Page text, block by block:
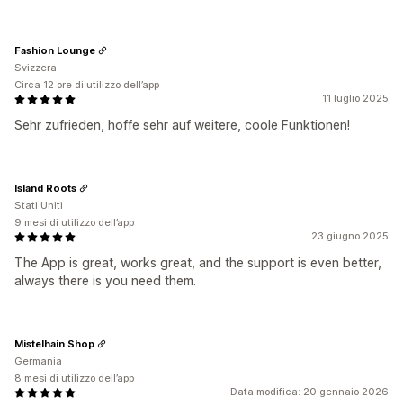
11 luglio 2025
Sehr zufrieden, hoffe sehr auf weitere, coole Funktionen!
Fashion Lounge
Svizzera
Circa 12 ore di utilizzo dell’app
23 giugno 2025
The App is great, works great, and the support is even better,
always there is you need them.
Island Roots
Stati Uniti
9 mesi di utilizzo dell’app
Data modifica: 20 gennaio 2026
Mistelhain Shop
Germania
8 mesi di utilizzo dell’app